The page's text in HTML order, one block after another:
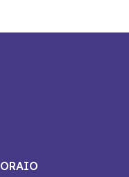
ORAIO